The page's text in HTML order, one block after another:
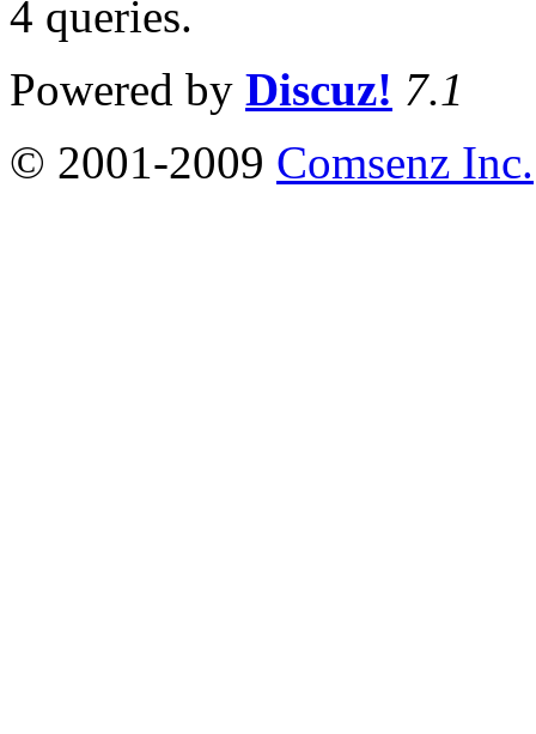
4 queries.
Powered by Discuz! 7.1
© 2001-2009 Comsenz Inc.